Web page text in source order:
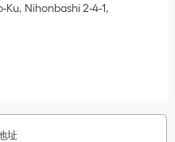
Ku Nihonbashi 2-4-1,
址